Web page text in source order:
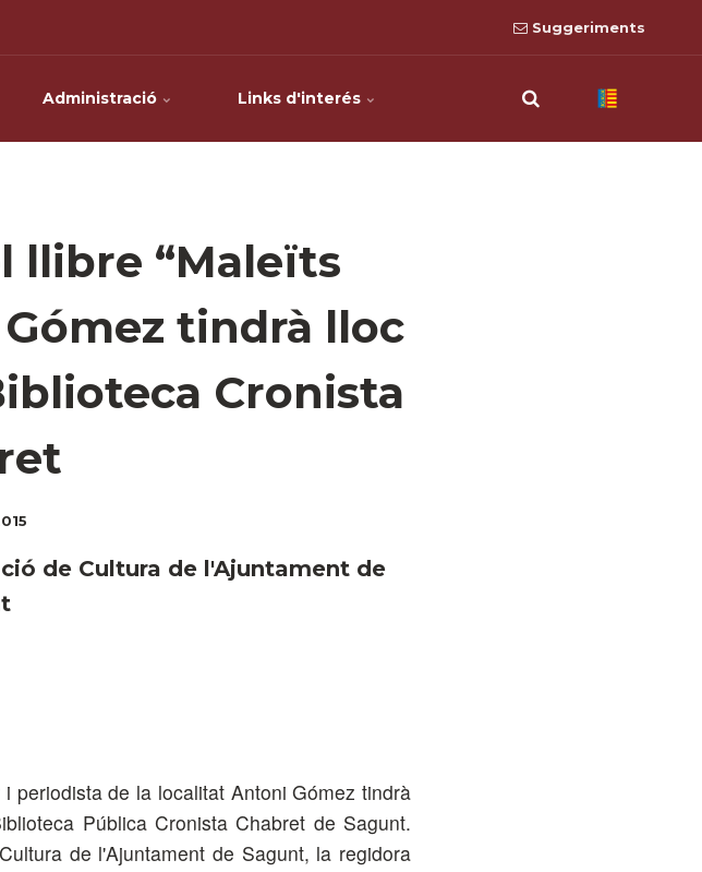
Suggeriments
Administració Links d'interés
llibre “Maleïts
tindrà lloc
Cronista
de Cultura de l'Ajuntament de
periodista de la localitat Antoni Gómez tindrà
Pública Cronista Chabret de Sagunt.
de l'Ajuntament de Sagunt, la regidora